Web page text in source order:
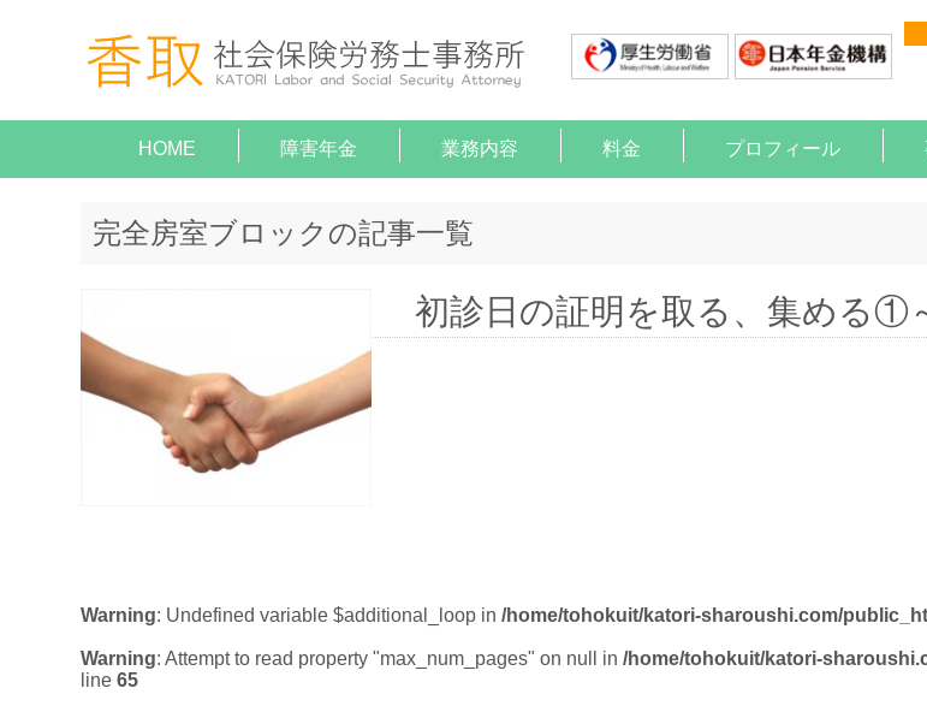
HOME 障害年金 業務内容 料金 プロフィール
完全房室ブロックの記事一覧
初診日の証明を取る、集める①
Warning: Undefined variable $additional_loop in/home/tohokuit/katori-sharoushi.com/
Warning: Attempt to read property "max_num_pages" on null in/home/tohokuit/katori-
line65